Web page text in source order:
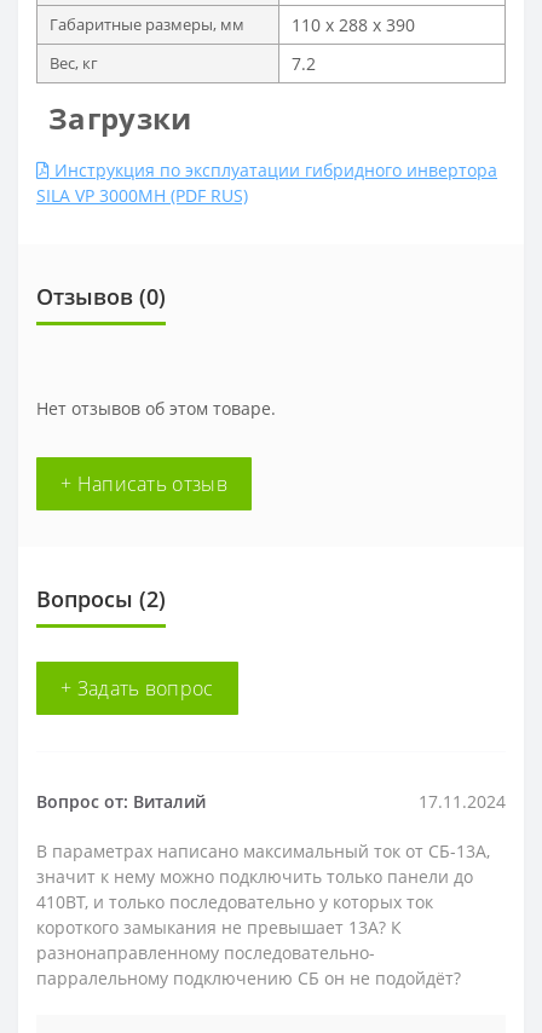
Габаритные размеры, мм 110 x 288 x 390
Вес, кг 7.2
Загрузки
Инструкция по эксплуатации гибридного инвертора
SILA VP 3000MH (PDF RUS)
Отзывов (0)
Нет отзывов об этом товаре.
+ Написать отзыв
Вопросы (2)
+ Задать вопрос
Вопрос от: Виталий 17.11.2024
В параметрах написано максимальный ток от СБ-13А,
значит к нему можно подключить только панели до
410ВТ, и только последовательно у которых ток
короткого замыкания не превышает 13А? К
разнонаправленному последовательно-
парралельному подключению СБ он не подойдёт?